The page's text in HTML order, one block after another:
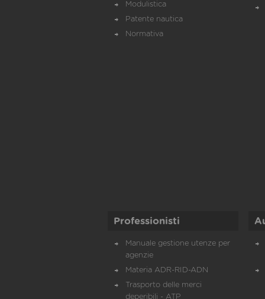
Modulistica
Patente nautica
Normativa
Professionisti
Manuale gestione utenze per
agenzie
Materia ADR-RID-ADN
Trasporto delle merci
deperibili - ATP